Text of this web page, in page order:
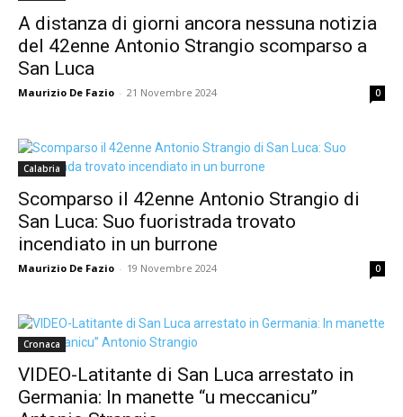
A distanza di giorni ancora nessuna notizia
del 42enne Antonio Strangio scomparso a
San Luca
Maurizio De Fazio - 21 Novembre 2024 0
Calabria
Scomparso il 42enne Antonio Strangio di
San Luca: Suo fuoristrada trovato
incendiato in un burrone
Maurizio De Fazio - 19 Novembre 2024 0
Cronaca
VIDEO-Latitante di San Luca arrestato in
Germania: In manette “u meccanicu”